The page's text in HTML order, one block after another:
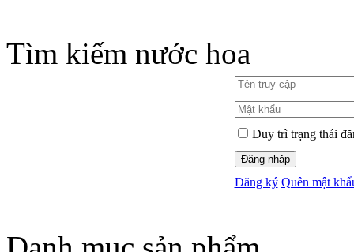
Tìm kiếm nước hoa
Duy trì trạng thái
Đăng nhập
Đăng ký Quên mật